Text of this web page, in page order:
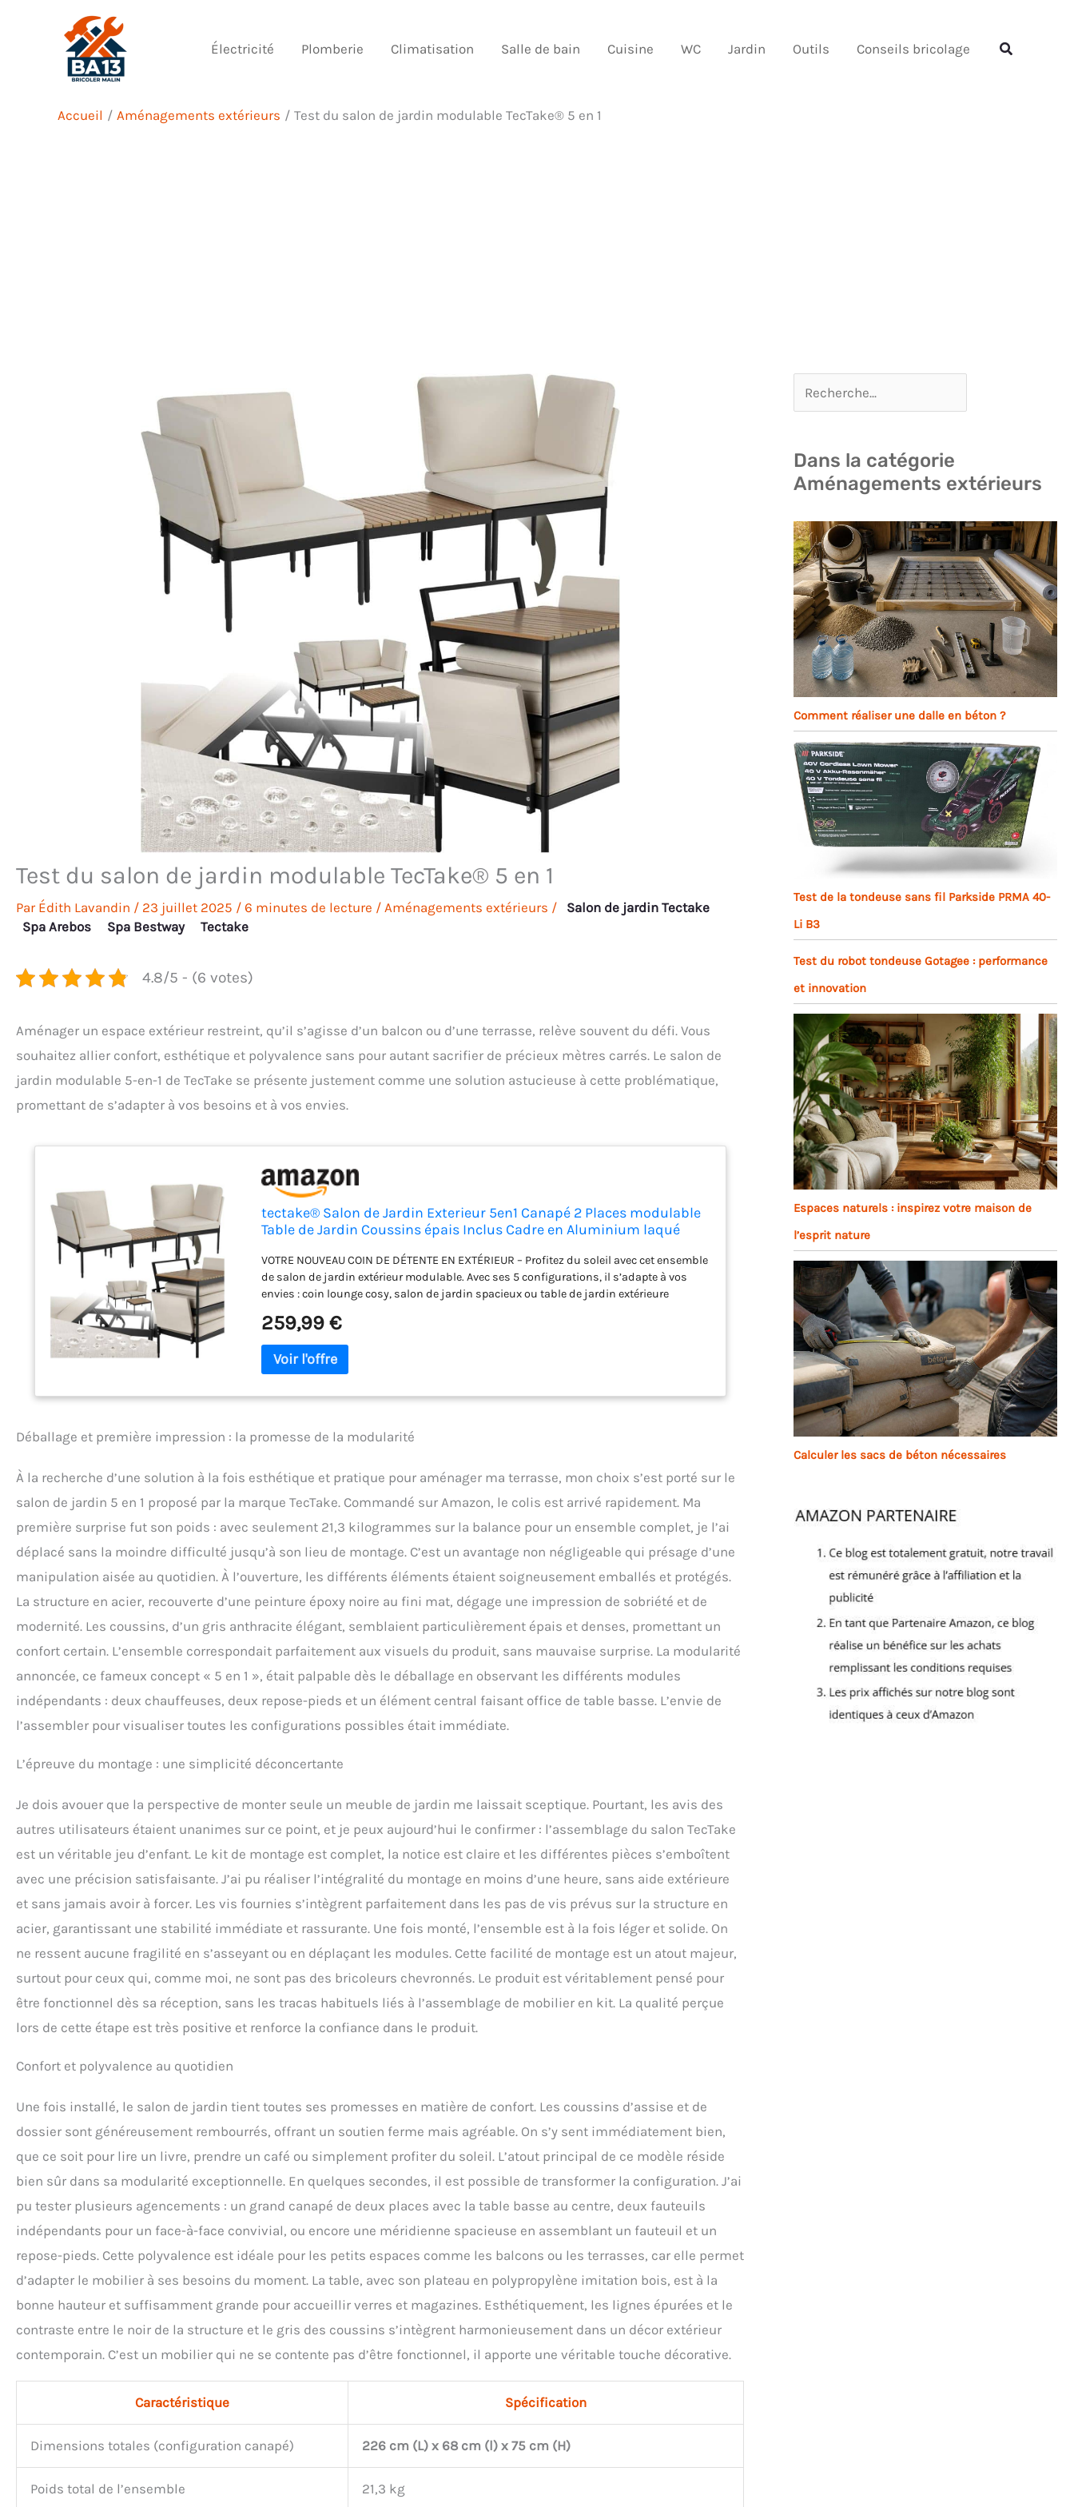
Électricité Plomberie Climatisation Salle de bain Cuisine WC Jardin Outils Conseils bricolage Rechercher
Accueil Aménagements extérieurs Test du salon de jardin modulable TecTake® 5 en 1
Test du salon de jardin modulable TecTake® 5 en 1
Par Édith Lavandin / 23 juillet 2025 / 6 minutes de lecture / Aménagements extérieurs /
Salon de jardin Tectake
Spa Arebos
Spa Bestway Tectake
4.8/5 - (6 votes)
Aménager un espace extérieur restreint, qu’il s’agisse d’un balcon ou d’une terrasse, relève souvent du défi. Vous
souhaitez allier confort, esthétique et polyvalence sans pour autant sacrifier de précieux mètres carrés. Le salon de
jardin modulable 5-en-1 de TecTake se présente justement comme une solution astucieuse à cette problématique,
promettant de s’adapter à vos besoins et à vos envies.
tectake® Salon de Jardin Exterieur 5en1 Canapé 2 Places modulable
Table de Jardin Coussins épais Inclus Cadre en Aluminium laqué
VOTRE NOUVEAU COIN DE DÉTENTE EN EXTÉRIEUR – Profitez du soleil avec cet ensemble
de salon de jardin extérieur modulable. Avec ses 5 configurations, il s’adapte à vos
envies : coin lounge cosy, salon de jardin spacieux ou table de jardin extérieure
chaque espace en un havre de relaxation. CONFORT SUPÉRIEUR POUR DES MOMENTS
INOUBLIABLES – Installez-vous dans ce fauteuil salon ultra-confortable et laissez-vous
envelopper par ses coussins épais. Son dossier inclinable à 5 niveaux vous permet
d’ajuster votre position pour une pause détente ou un apéritif entre amis. De plus, les
housses déperlantes et lavables garantissent un entretien facile pour une utilisation
combine robustesse et élégance, tout en restant résistante aux intempéries. La table
basse avec lattes imitation bois naturel apporte une touche chaleureuse et
ou petits plats lors de vos moments de convivialité. RANGEMENT ASTUCIEUX ET
FONCTIONNALITÉ OPTIMALE – Besoin de garder vos essentiels à portée de main ? Ce
salon de jardin est équipé de grandes poches latérales sur les accoudoirs, parfaites
pour ranger un livre, un téléphone ou des lunettes de soleil. Son montage facile et son
nettoyage rapide en font un mobilier de choix pour tous ceux qui recherchent confort et
praticité. UNE INVITATION À LA CONVIVIALITÉ EN PLEIN AIR – Que ce soit pour un brunch
sur la table exterieur, un moment détente en fauteuil extérieur, ou un apéritif sur votre
canapé de jardin, cet ensemble s’adapte à toutes les occasions. Grâce à ses matériaux
résistants, il supporte soleil, pluie et vent sans effort, vous offrant une oasis de bien-
être toute l’année.
259,99 €
Déballage et première impression : la promesse de la modularité
À la recherche d’une solution à la fois esthétique et pratique pour aménager ma terrasse, mon choix s’est porté sur le
salon de jardin 5 en 1 proposé par la marque TecTake. Commandé sur Amazon, le colis est arrivé rapidement. Ma
première surprise fut son poids : avec seulement 21,3 kilogrammes sur la balance pour un ensemble complet, je l’ai
déplacé sans la moindre difficulté jusqu’à son lieu de montage. C’est un avantage non négligeable qui présage d’une
manipulation aisée au quotidien. À l’ouverture, les différents éléments étaient soigneusement emballés et protégés.
La structure en acier, recouverte d’une peinture époxy noire au fini mat, dégage une impression de sobriété et de
modernité. Les coussins, d’un gris anthracite élégant, semblaient particulièrement épais et denses, promettant un
confort certain. L’ensemble correspondait parfaitement aux visuels du produit, sans mauvaise surprise. La modularité
annoncée, ce fameux concept « 5 en 1 », était palpable dès le déballage en observant les différents modules
indépendants : deux chauffeuses, deux repose-pieds et un élément central faisant office de table basse. L’envie de
l’assembler pour visualiser toutes les configurations possibles était immédiate.
L’épreuve du montage : une simplicité déconcertante
Je dois avouer que la perspective de monter seule un meuble de jardin me laissait sceptique. Pourtant, les avis des
autres utilisateurs étaient unanimes sur ce point, et je peux aujourd’hui le confirmer : l’assemblage du salon TecTake
est un véritable jeu d’enfant. Le kit de montage est complet, la notice est claire et les différentes pièces s’emboîtent
avec une précision satisfaisante. J’ai pu réaliser l’intégralité du montage en moins d’une heure, sans aide extérieure
et sans jamais avoir à forcer. Les vis fournies s’intègrent parfaitement dans les pas de vis prévus sur la structure en
acier, garantissant une stabilité immédiate et rassurante. Une fois monté, l’ensemble est à la fois léger et solide. On
ne ressent aucune fragilité en s’asseyant ou en déplaçant les modules. Cette facilité de montage est un atout majeur,
surtout pour ceux qui, comme moi, ne sont pas des bricoleurs chevronnés. Le produit est véritablement pensé pour
être fonctionnel dès sa réception, sans les tracas habituels liés à l’assemblage de mobilier en kit. La qualité perçue
lors de cette étape est très positive et renforce la confiance dans le produit.
Confort et polyvalence au quotidien
Une fois installé, le salon de jardin tient toutes ses promesses en matière de confort. Les coussins d’assise et de
dossier sont généreusement rembourrés, offrant un soutien ferme mais agréable. On s’y sent immédiatement bien,
que ce soit pour lire un livre, prendre un café ou simplement profiter du soleil. L’atout principal de ce modèle réside
bien sûr dans sa modularité exceptionnelle. En quelques secondes, il est possible de transformer la configuration. J’ai
pu tester plusieurs agencements : un grand canapé de deux places avec la table basse au centre, deux fauteuils
indépendants pour un face-à-face convivial, ou encore une méridienne spacieuse en assemblant un fauteuil et un
repose-pieds. Cette polyvalence est idéale pour les petits espaces comme les balcons ou les terrasses, car elle permet
d’adapter le mobilier à ses besoins du moment. La table, avec son plateau en polypropylène imitation bois, est à la
bonne hauteur et suffisamment grande pour accueillir verres et magazines. Esthétiquement, les lignes épurées et le
contraste entre le noir de la structure et le gris des coussins s’intègrent harmonieusement dans un décor extérieur
contemporain. C’est un mobilier qui ne se contente pas d’être fonctionnel, il apporte une véritable touche décorative.
Caractéristique Spécification
Dimensions totales (configuration canapé) 226 cm (L) x 68 cm (l) x 75 cm (H)
Poids total de l’ensemble 21,3 kg
Dans la catégorie
Aménagements extérieurs
Comment réaliser une dalle en béton ?
Test de la tondeuse sans fil Parkside PRMA 40-
Li B3
Test du robot tondeuse Gotagee : performance
et innovation
Espaces naturels : inspirez votre maison de
l’esprit nature
Calculer les sacs de béton nécessaires